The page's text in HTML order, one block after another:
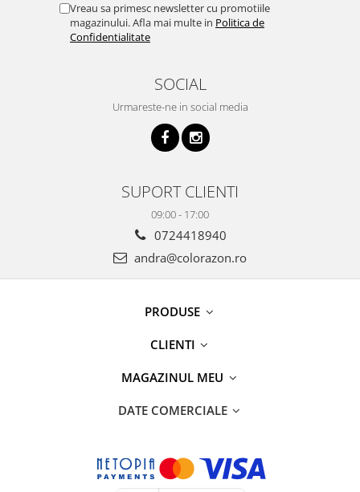
Vreau sa primesc newsletter cu promotiile
magazinului. Afla mai multe in Politica de
Confidentialitate
SOCIAL
Urmareste-ne in social media
SUPORT CLIENTI
09:00 - 17:00
0724418940
andra@colorazon.ro
PRODUSE
CLIENTI
MAGAZINUL MEU
DATE COMERCIALE